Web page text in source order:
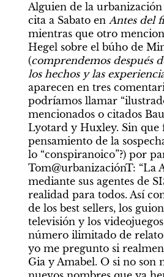
Alguien de la urbanización
cita a Sabato en Antes del
mientras que otro
Hegel sobre el búho de
(comprendemos después
los hechos y las
aparecen en tres
podríamos llamar
mencionados o citados
Lyotard y Huxley. Sin que
pensamiento de la
lo “conspiranoico”?) por
Tom@urbanizaciónT: “La
mediante sus agentes de
realidad para todos. Así
de los best sellers, los
televisión y los
número ilimitado de
yo me pregunto si
Gia y Amabel. O si no son